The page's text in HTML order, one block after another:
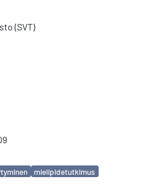
(SVT)
mielipidetutkimus